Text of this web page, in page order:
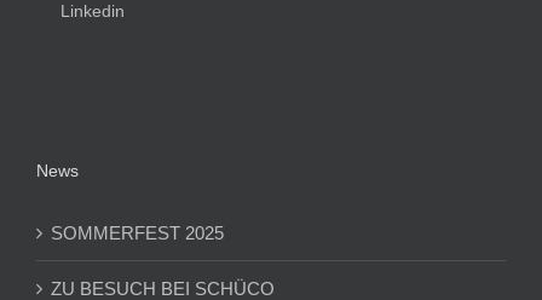
Linkedin
News
SOMMERFEST 2025
ZU BESUCH BEI SCHÜCO